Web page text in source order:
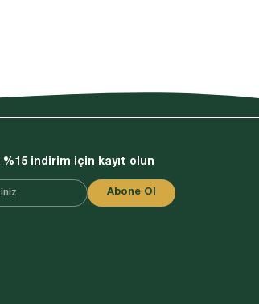
%15 indirim için kayıt olun
Abone Ol